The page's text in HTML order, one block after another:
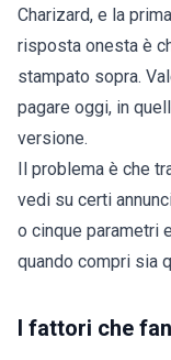
Charizard, e la
risposta onesta è
stampato sopra.
pagare oggi, in
versione.
Il problema è che
vedi su certi
o cinque parametri
quando compri sia
I fattori che